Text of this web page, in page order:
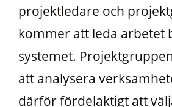
projektledare och
kommer att leda arbetet
systemet.
att analysera
därför fördelaktigt att